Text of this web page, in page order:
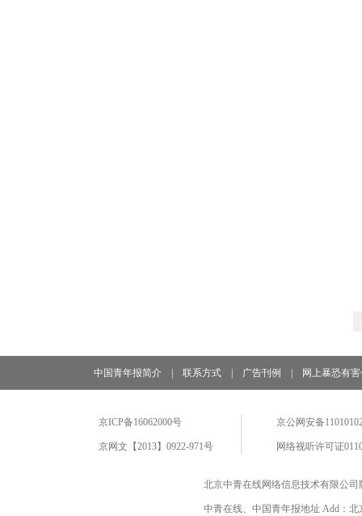
中国青年报简介 联系方式 广告刊例 网上暴恐有
京ICP备16062000号
京网文【2013】0922-971号
京公网安备
网络视听许可证
北京中青在线网络信息技术有限公
中青在线、中国青年报地址 Add：北